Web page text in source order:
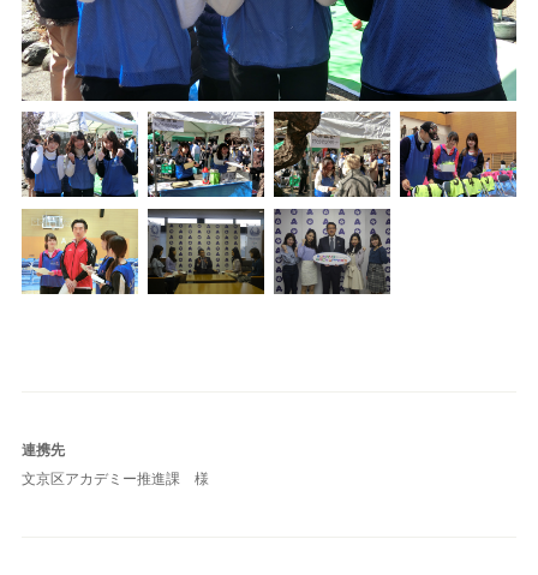
連携先
文京区アカデミー推進課 様